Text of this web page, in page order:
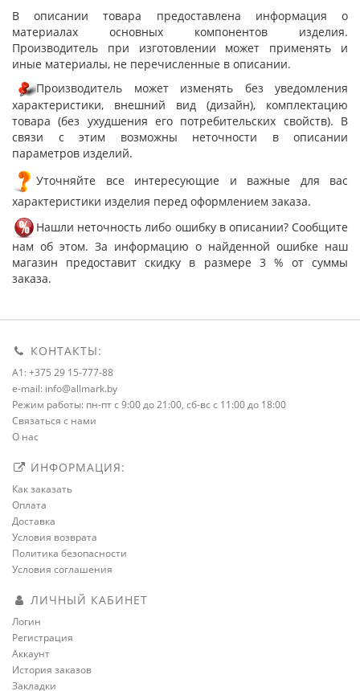
В описании товара предоставлена информация о
материалах основных компонентов изделия.
Производитель при изготовлении может применять и
иные материалы, не перечисленные в описании.
Производитель может изменять без уведомления
характеристики, внешний вид (дизайн), комплектацию
товара (без ухудшения его потребительских свойств). В
связи с этим возможны неточности в описании
параметров изделий.
Уточняйте все интересующие и важные для вас
характеристики изделия перед оформлением заказа.
Нашли неточность либо ошибку в описании? Сообщите
нам об этом. За информацию о найденной ошибке наш
магазин предоставит скидку в размере 3 % от суммы
заказа.
КОНТАКТЫ:
A1: +375 29 15-777-88
e-mail: info@allmark.by
Режим работы: пн-пт с 9:00 до 21:00, сб-вс с 11:00 до 18:00
Связаться с нами
О нас
ИНФОРМАЦИЯ:
Как заказать
Оплата
Доставка
Условия возврата
Политика безопасности
Условия соглашения
ЛИЧНЫЙ КАБИНЕТ
Логин
Регистрация
Аккаунт
История заказов
Закладки